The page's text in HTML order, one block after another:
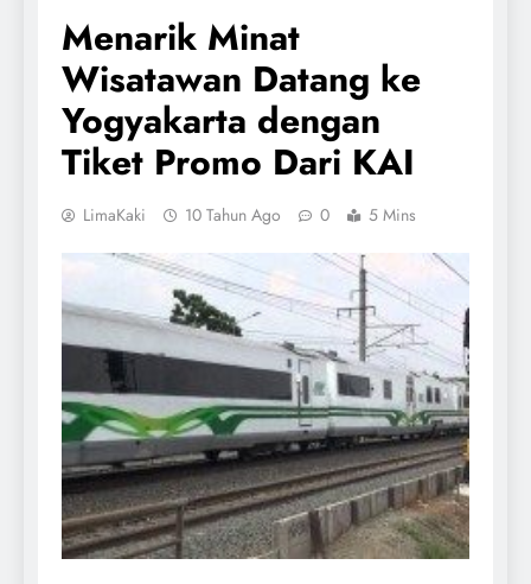
Menarik Minat
Wisatawan Datang ke
Yogyakarta dengan
Tiket Promo Dari KAI
LimaKaki 10 Tahun Ago 0 5 Mins